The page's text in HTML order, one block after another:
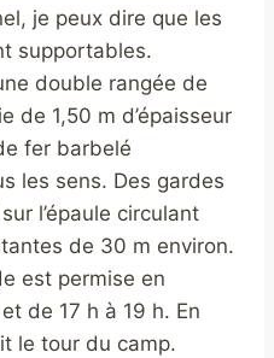
je peux dire que les
supportables.
double rangée de
de 1,50 m d’épaisseur
fer barbelé
les sens. Des gardes
l’épaule circulant
de 30 m environ.
est permise en
de 17 h à 19 h. En
le tour du camp.